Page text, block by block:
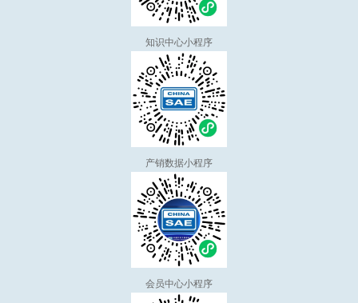
知识中心小程序
产销数据小程序
会员中心小程序